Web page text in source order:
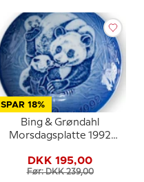
SPAR 18%
Bing & Grøndahl
Morsdagsplatte 1992
DKK 195,00
Før: DKK 239,00